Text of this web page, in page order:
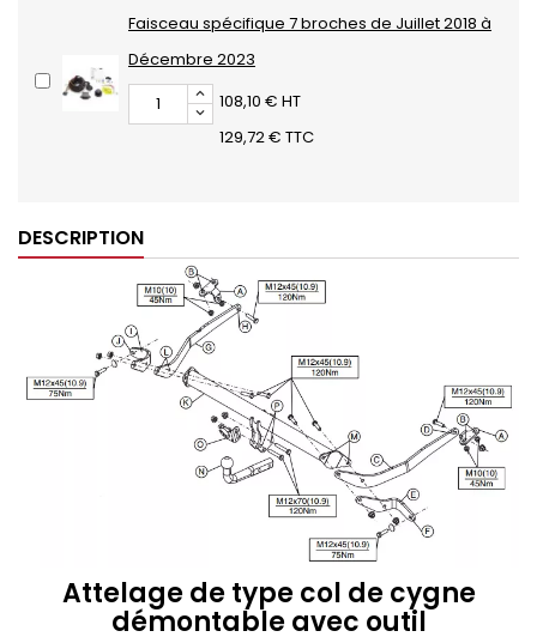
Faisceau spécifique 7 broches de Juillet 2018 à
Décembre 2023
108,10 € HT
129,72 € TTC
DESCRIPTION
Attelage de type col de cygne
démontable avec outil